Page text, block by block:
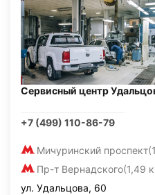
Сервисный центр
+7 (499) 110-86-79
Мичуринский проспект
Пр-т Вернадского(1,49
ул. Удальцова, 60